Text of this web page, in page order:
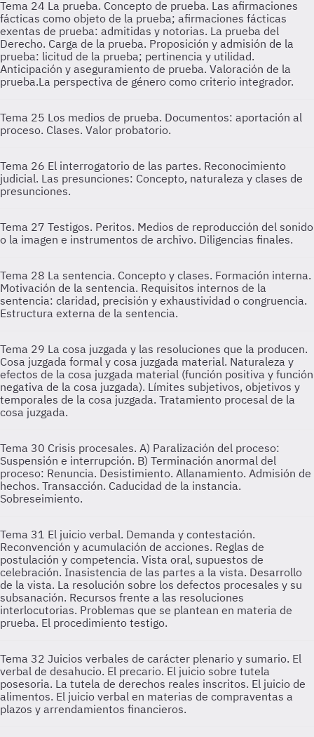
Tema 24 La prueba. Concepto de prueba. Las afirmaciones
fácticas como objeto de la prueba; afirmaciones fácticas
exentas de prueba: admitidas y notorias. La prueba del
Derecho. Carga de la prueba. Proposición y admisión de la
prueba: licitud de la prueba; pertinencia y utilidad.
Anticipación y aseguramiento de prueba. Valoración de la
prueba.La perspectiva de género como criterio integrador.
Tema 25 Los medios de prueba. Documentos: aportación al
proceso. Clases. Valor probatorio.
Tema 26 El interrogatorio de las partes. Reconocimiento
judicial. Las presunciones: Concepto, naturaleza y clases de
presunciones.
Tema 27 Testigos. Peritos. Medios de reproducción del sonido
o la imagen e instrumentos de archivo. Diligencias finales.
Tema 28 La sentencia. Concepto y clases. Formación interna.
Motivación de la sentencia. Requisitos internos de la
sentencia: claridad, precisión y exhaustividad o congruencia.
Estructura externa de la sentencia.
Tema 29 La cosa juzgada y las resoluciones que la producen.
Cosa juzgada formal y cosa juzgada material. Naturaleza y
efectos de la cosa juzgada material (función positiva y función
negativa de la cosa juzgada). Límites subjetivos, objetivos y
temporales de la cosa juzgada. Tratamiento procesal de la
cosa juzgada.
Tema 30 Crisis procesales. A) Paralización del proceso:
Suspensión e interrupción. B) Terminación anormal del
proceso: Renuncia. Desistimiento. Allanamiento. Admisión de
hechos. Transacción. Caducidad de la instancia.
Sobreseimiento.
Tema 31 El juicio verbal. Demanda y contestación.
Reconvención y acumulación de acciones. Reglas de
postulación y competencia. Vista oral, supuestos de
celebración. Inasistencia de las partes a la vista. Desarrollo
de la vista. La resolución sobre los defectos procesales y su
subsanación. Recursos frente a las resoluciones
interlocutorias. Problemas que se plantean en materia de
prueba. El procedimiento testigo.
Tema 32 Juicios verbales de carácter plenario y sumario. El
verbal de desahucio. El precario. El juicio sobre tutela
posesoria. La tutela de derechos reales inscritos. El juicio de
alimentos. El juicio verbal en materias de compraventas a
plazos y arrendamientos financieros.